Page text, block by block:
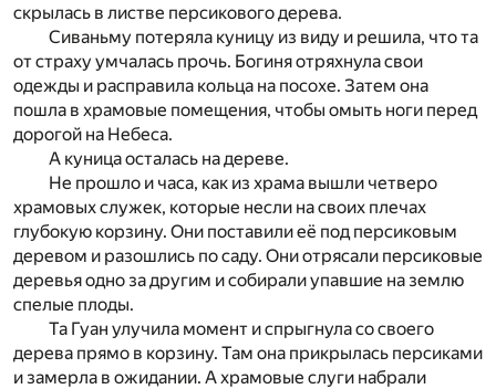
скрылась в листве персикового дерева.
Сиваньму потеряла куницу из виду и решила, что та
от страху умчалась прочь. Богиня отряхнула свои
одежды и расправила кольца на посохе. Затем она
пошла в храмовые помещения, чтобы омыть ноги перед
дорогой на Небеса.
А куница осталась на дереве.
Не прошло и часа, как из храма вышли четверо
храмовых служек, которые несли на своих плечах
глубокую корзину. Они поставили её под персиковым
деревом и разошлись по саду. Они отрясали персиковые
деревья одно за другим и собирали упавшие на землю
спелые плоды.
Та Гуан улучила момент и спрыгнула со своего
дерева прямо в корзину. Там она прикрылась персиками
и замерла в ожидании. А храмовые слуги набрали